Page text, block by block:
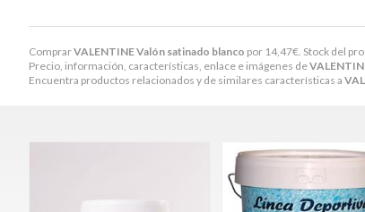
ComprarVALENTINE Valón satinado blanco por 14,47€ . Stock del
Precio, información, características, enlace e imágenes de
Encuentra productos relacionados y de similares características a